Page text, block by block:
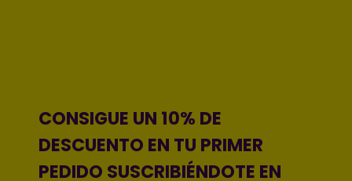
CONSIGUE UN 10% DE
DESCUENTO EN TU PRIMER
PEDIDO SUSCRIBIÉNDOTE EN